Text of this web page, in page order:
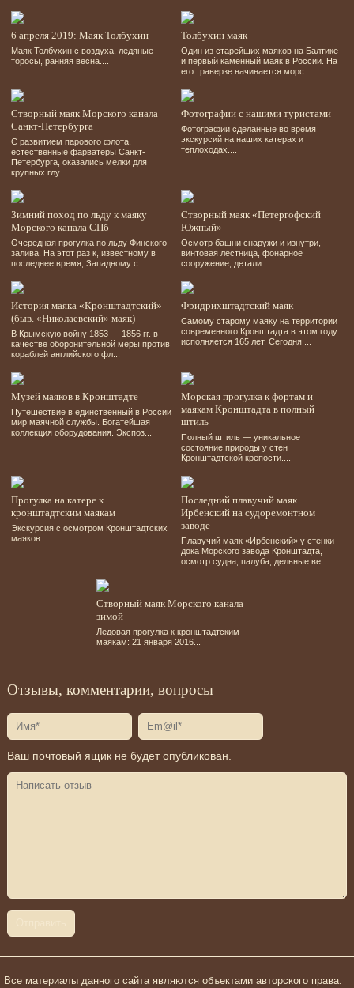
6 апреля 2019: Маяк Толбухин
Маяк Толбухин с воздуха, ледяные
торосы, ранняя весна....
Толбухин маяк
Один из старейших маяков на Балтике
и первый каменный маяк в России. На
его траверзе начинается морс...
Створный маяк Морского канала
Санкт-Петербурга
С развитием парового флота,
естественные фарватеры Санкт-
Петербурга, оказались мелки для
крупных глу...
Фотографии с нашими туристами
Фотографии сделанные во время
экскурсий на наших катерах и
теплоходах....
Зимний поход по льду к маяку
Морского канала СПб
Очередная прогулка по льду Финского
залива. На этот раз к, известному в
последнее время, Западному с...
Створный маяк «Петергофский
Южный»
Осмотр башни снаружи и изнутри,
винтовая лестница, фонарное
сооружение, детали....
История маяка «Кронштадтский»
(быв. «Николаевский» маяк)
В Крымскую войну 1853 — 1856 гг. в
качестве оборонительной меры против
кораблей английского фл...
Фридрихштадтский маяк
Самому старому маяку на территории
современного Кронштадта в этом году
исполняется 165 лет. Сегодня ...
Музей маяков в Кронштадте
Путешествие в единственный в России
мир маячной службы. Богатейшая
коллекция оборудования. Экспоз...
Морская прогулка к фортам и
маякам Кронштадта в полный
штиль
Полный штиль — уникальное
состояние природы у стен
Кронштадтской крепости....
Прогулка на катере к
кронштадтским маякам
Экскурсия с осмотром Кронштадтских
маяков....
Последний плавучий маяк
Ирбенский на судоремонтном
заводе
Плавучий маяк «Ирбенский» у стенки
дока Морского завода Кронштадта,
осмотр судна, палуба, дельные ве...
Створный маяк Морского канала
зимой
Ледовая прогулка к кронштадтским
маякам: 21 января 2016...
Отзывы, комментарии, вопросы
Ваш почтовый ящик не будет опубликован.
Все материалы данного сайта являются объектами авторского права.